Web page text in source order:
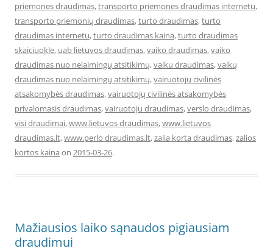
priemones draudimas,transporto priemones draudimas internetu,
transporto priemonių draudimas,turto draudimas,turto
draudimas internetu,turto draudimas kaina,turto draudimas
skaiciuokle, uab lietuvos draudimas,vaiko draudimas,vaiko
draudimas nuo nelaimingų atsitikimų,vaiku draudimas,vaikų
draudimas nuo nelaimingų atsitikimų,vairuotojų civilinės
atsakomybės draudimas,vairuotojų civilinės atsakomybės
privalomasis draudimas,vairuotoju draudimas,verslo draudimas,
visi draudimai,www.lietuvos draudimas,www.lietuvos
draudimas.lt,www.perlo draudimas.lt,zalia korta draudimas,zalios
kortos kaina on 2015-03-26.
Mažiausios laiko sąnaudos pigiausiam
draudimui